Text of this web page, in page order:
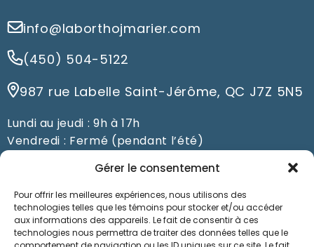
Gérer le consentement
Pour offrir les meilleures expériences, nous utilisons des
technologies telles que les témoins pour stocker et/ou accéder
aux informations des appareils. Le fait de consentir à ces
technologies nous permettra de traiter des données telles que le
info@laborthojmarier.com
(450) 504-5122
987 rue Labelle Saint-Jérôme, QC J7Z 5N5
Lundi au jeudi : 9h à 17h
Vendredi : Fermé (pendant l’été)
Prendre un rendez-vous